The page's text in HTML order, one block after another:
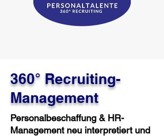
360° Recruiting-
Management
Personalbeschaffung & HR-
Management neu interpretiert und